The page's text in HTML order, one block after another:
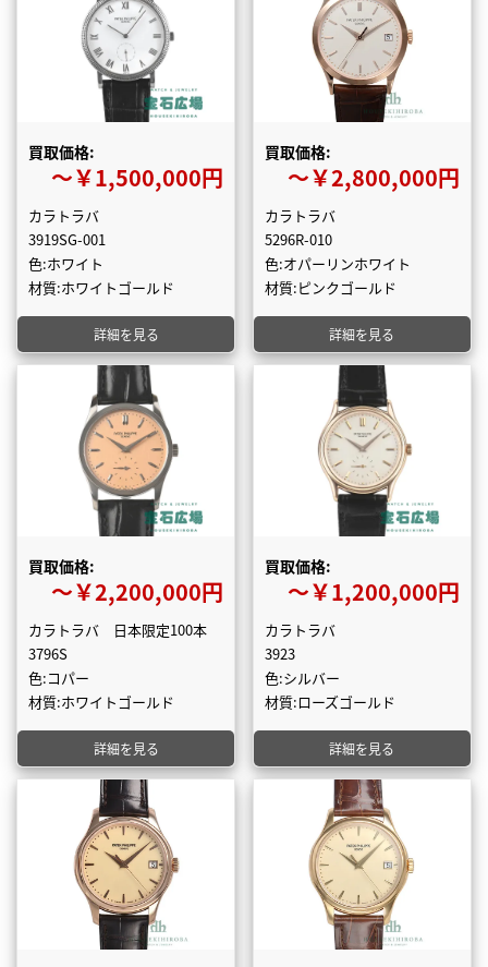
買取価格:
〜￥1,500,000円
カラトラバ
3919SG-001
色:ホワイト
材質:ホワイトゴールド
詳細を見る
買取価格:
〜￥2,800,000円
カラトラバ
5296R-010
色:オパーリンホワイト
材質:ピンクゴールド
詳細を見る
買取価格:
〜￥2,200,000円
カラトラバ 日本限定100本
3796S
色:コパー
材質:ホワイトゴールド
詳細を見る
買取価格:
〜￥1,200,000円
カラトラバ
3923
色:シルバー
材質:ローズゴールド
詳細を見る